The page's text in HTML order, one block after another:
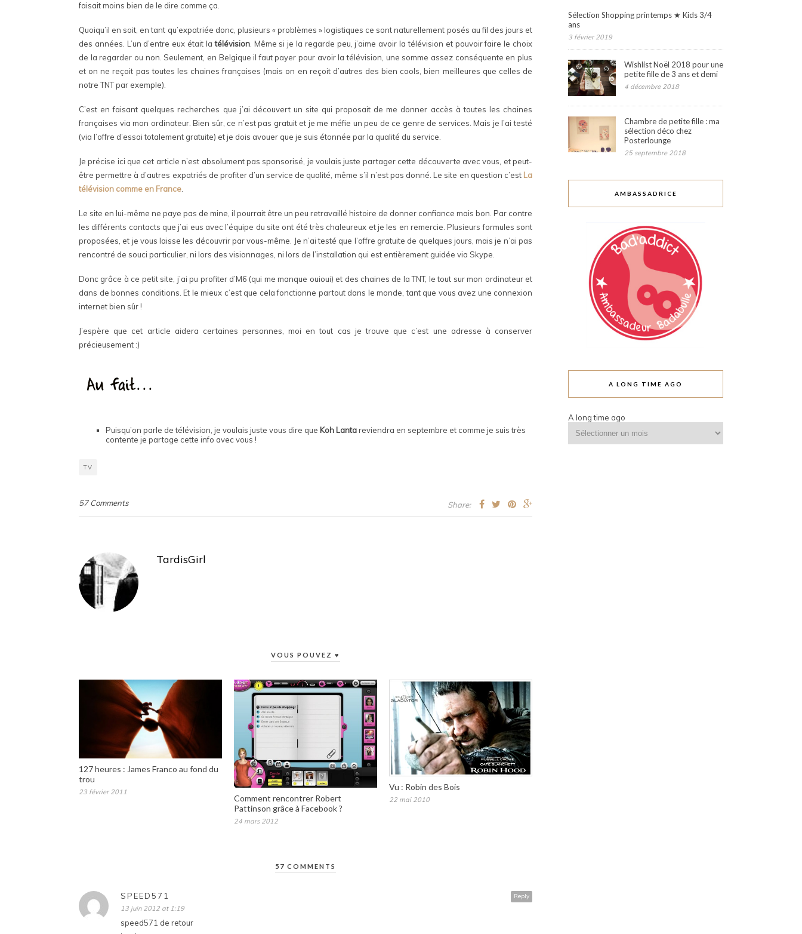
faisait moins bien de le dire comme ça.
Quoiqu’il en soit, en tant qu’expatriée donc, plusieurs « problèmes » logistiques ce sont naturellement posés au fil des jours et
des années. L’un d’entre eux était latélévision. Même si je la regarde peu, j’aime avoir la télévision et pouvoir faire le choix
de la regarder ou non. Seulement, en Belgique il faut payer pour avoir la télévision, une somme assez conséquente en plus
et on ne reçoit pas toutes les chaines françaises (mais on en reçoit d’autres des bien cools, bien meilleures que celles de
notre TNT par exemple).
C’est en faisant quelques recherches que j’ai découvert un site qui proposait de me donner accès à toutes les chaines
françaises via mon ordinateur. Bien sûr, ce n’est pas gratuit et je me méfie un peu de ce genre de services. Mais je l’ai testé
(via l’offre d’essai totalement gratuite) et je dois avouer que je suis étonnée par la qualité du service.
Je précise ici que cet article n’est absolument pas sponsorisé, je voulais juste partager cette découverte avec vous, et peut-
être permettre à d’autres expatriés de profiter d’un service de qualité, même s’il n’est pas donné. Le site en question c’est La
télévision comme en France
Le site en lui-même ne paye pas de mine, il pourrait être un peu retravaillé histoire de donner confiance mais bon. Par contre
les différents contacts que j’ai eus avec l’équipe du site ont été très chaleureux et je les en remercie. Plusieurs formules sont
proposées, et je vous laisse les découvrir par vous-même. Je n’ai testé que l’offre gratuite de quelques jours, mais je n’ai pas
rencontré de souci particulier, ni lors des visionnages, ni lors de l’installation qui est entièrement guidée via Skype.
Donc grâce à ce petit site, j’ai pu profiter d’M6 (qui me manque ouioui) et des chaines de la TNT, le tout sur mon ordinateur et
dans de bonnes conditions. Et le mieux c’est que cela fonctionne partout dans le monde, tant que vous avez une connexion
internet bien sûr !
J’espère que cet article aidera certaines personnes, moi en tout cas je trouve que c’est une adresse à conserver
précieusement :)
Puisqu’on parle de télévision, je voulais juste vous dire que Koh Lantareviendra en septembre et comme je suis très
contente je partage cette info avec vous !
TV
57 Comments Share:
TardisGirl
VOUS POUVEZ ♥
127 heures : James Franco au fond du
trou
23 février 2011
Comment rencontrer Robert
Pattinson grâce à Facebook ?
24 mars 2012
Vu : Robin des Bois
22 mai 2010
57 COMMENTS
Reply
SPEED571
13 juin 2012 at 1:19
speed571 de retour
Sélection Shopping printemps ★ Kids 3/4
ans
3 février 2019
Wishlist Noël 2018 pour une
petite fille de 3 ans et demi
4 décembre 2018
Chambre de petite fille : ma
sélection déco chez
Posterlounge
25 septembre 2018
AMBASSADRICE
A LONG TIME AGO
A long time ago